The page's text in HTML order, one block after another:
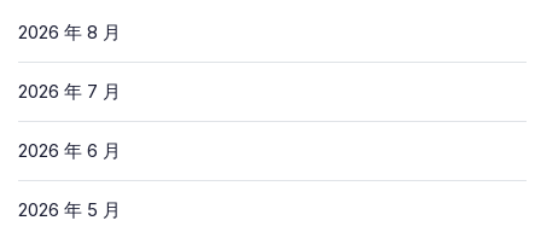
2026 年 8 月
2026 年 7 月
2026 年 6 月
2026 年 5 月